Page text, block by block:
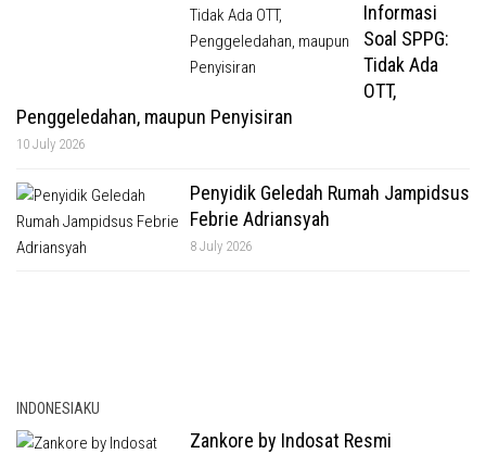
Informasi
Soal SPPG:
Tidak Ada
OTT,
Penggeledahan, maupun Penyisiran
10 July 2026
Penyidik Geledah Rumah Jampidsus
Febrie Adriansyah
8 July 2026
INDONESIAKU
Zankore by Indosat Resmi